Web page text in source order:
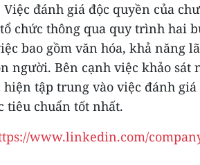
đánh giá độc quyền của
chức thông qua quy trình hai
bao gồm văn hóa, khả năng
người. Bên cạnh việc khảo sát
tập trung vào việc đánh
tiêu chuẩn tốt nhất.
www.linkedin.com/